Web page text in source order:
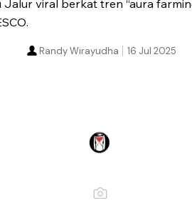
viral berkat tren “aura
16 Jul 2025
Randy Wirayudha